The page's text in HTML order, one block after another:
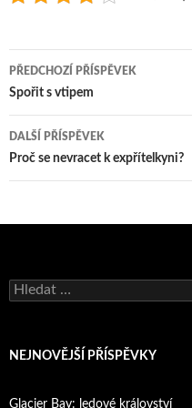
Navigace
pro
příspěvky
PŘEDCHOZÍ PŘÍSPĚVEK
Spořit s vtipem
DALŠÍ PŘÍSPĚVEK
Proč se nevracet k expřítelkyni?
Vyhledávání
NEJNOVĚJŠÍ PŘÍSPĚVKY
Glacier Bay: ledové království